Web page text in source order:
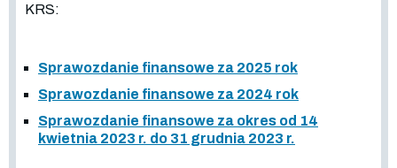
KRS:
Sprawozdanie finansowe za 2025 rok
Sprawozdanie finansowe za 2024 rok
Sprawozdanie finansowe za okres od 14
kwietnia 2023 r. do 31 grudnia 2023 r.